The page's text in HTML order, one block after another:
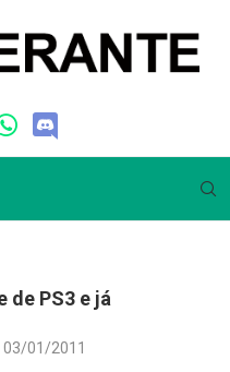
de PS3 e já
03/01/2011